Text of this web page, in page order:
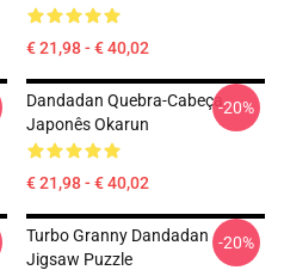
€ 21,98 - € 40,02
Dandadan Quebra-Cabeça
Japonês Okarun
€ 21,98 - € 40,02
-20%
Turbo Granny Dandadan
Jigsaw Puzzle
-20%